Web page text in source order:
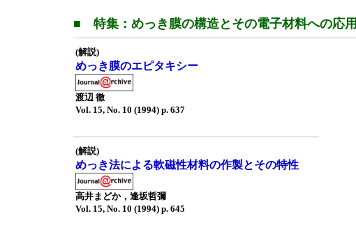
■ 特集：めっき膜の構造とその電子材料への応用
(解説)
めっき膜のエピタキシー
渡辺 徹
Vol. 15, No. 10 (1994) p. 637
(解説)
めっき法による軟磁性材料の作製とその特性
高井まどか，逢坂哲彌
Vol. 15, No. 10 (1994) p. 645